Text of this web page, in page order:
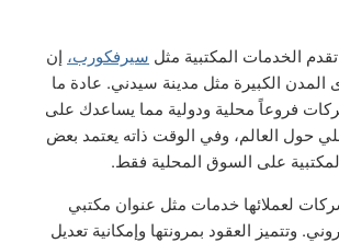
الخدمات المكتبية مثل سيرفكورب، إن
الكبيرة مثل مدينة سيدني. عادة ما
فروعاً محلية ودولية مما يساعدك على
حول العالم، وفي الوقت ذاته يعتمد بعض
على السوق المحلية فقط.
لعملائها خدمات مثل عنوان مكتبي
وتتميز العقود بمرونتها وإمكانية تعديل